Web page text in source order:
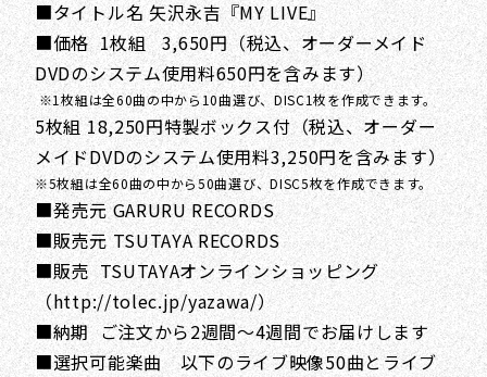
■タイトル名 矢沢永吉『MY LIVE』
■価格 1枚組 3,650円（税込、オーダーメイド
DVDのシステム使用料650円を含みます）
※1枚組は全60曲の中から10曲選び、DISC1枚を作成できます。
5枚組 18,250円特製ボックス付（税込、オーダー
メイドDVDのシステム使用料3,250円を含みます）
※5枚組は全60曲の中から50曲選び、DISC5枚を作成できます。
■発売元 GARURU RECORDS
■販売元 TSUTAYA RECORDS
■販売 TSUTAYAオンラインショッピング
（http://tolec.jp/yazawa/）
■納期 ご注文から2週間～4週間でお届けします
■選択可能楽曲 以下のライブ映像50曲とライブ